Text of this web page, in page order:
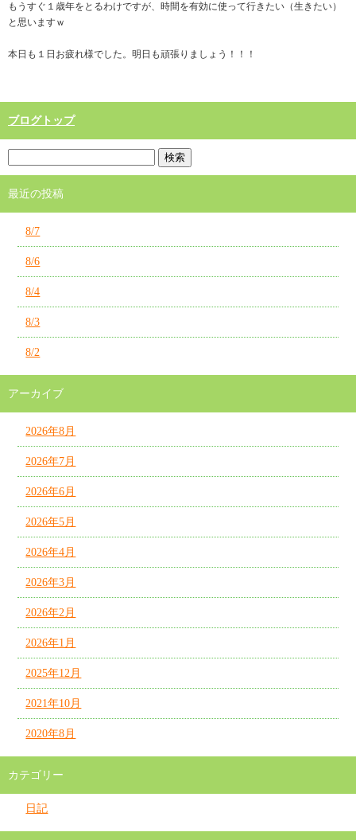
もうすぐ１歳年をとるわけですが、時間を有効に使って行きたい（生きたい）
と思いますｗ
本日も１日お疲れ様でした。明日も頑張りましょう！！！
ブログトップ
最近の投稿
8/7
8/6
8/4
8/3
8/2
アーカイブ
2026年8月
2026年7月
2026年6月
2026年5月
2026年4月
2026年3月
2026年2月
2026年1月
2025年12月
2021年10月
2020年8月
カテゴリー
日記